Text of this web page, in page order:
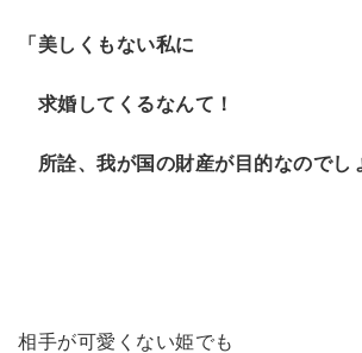
「美しくもない私に
求婚してくるなんて！
所詮、我が国の財産が目的なのでし
相手が可愛くない姫でも